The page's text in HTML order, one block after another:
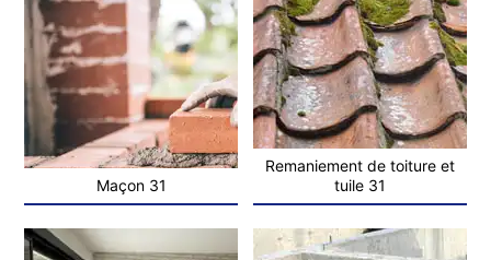
Maçon 31
Remaniement de toiture et
tuile 31